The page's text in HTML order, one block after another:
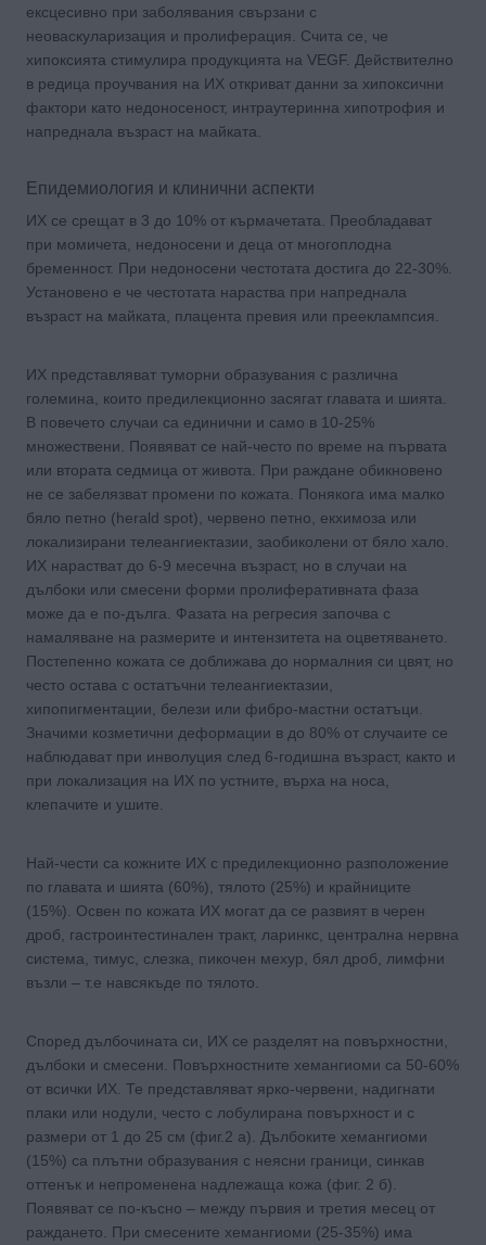
ексцесивно при заболявания свързани с
неоваскуларизация и пролиферация. Счита се, че
хипоксията стимулира продукцията на VEGF. Действително
в редица проучвания на ИХ откриват данни за хипоксични
фактори като недоносеност, интраутеринна хипотрофия и
напреднала възраст на майката.
Епидемиология и клинични аспекти
ИХ се срещат в 3 до 10% от кърмачетата. Преобладават
при момичета, недоносени и деца от многоплодна
бременност. При недоносени честотата достига до 22-30%.
Установено е че честотата нараства при напреднала
възраст на майката, плацента превия или прееклампсия.
ИХ представляват туморни образувания с различна
големина, които предилекционно засягат главата и шията.
В повечето случаи са единични и само в 10-25%
множествени. Появяват се най-често по време на първата
или втората седмица от живота. При раждане обикновено
не се забелязват промени по кожата. Понякога има малко
бяло петно (herald spot), червено петно, екхимоза или
локализирани телеангиектазии, заобиколени от бяло хало.
ИХ нарастват до 6-9 месечна възраст, но в случаи на
дълбоки или смесени форми пролиферативната фаза
може да е по-дълга. Фазата на регресия започва с
намаляване на размерите и интензитета на оцветяването.
Постепенно кожата се доближава до нормалния си цвят, но
често остава с остатъчни телеангиектазии,
хипопигментации, белези или фибро-мастни остатъци.
Значими козметични деформации в до 80% от случаите се
наблюдават при инволуция след 6-годишна възраст, както и
при локализация на ИХ по устните, върха на носа,
клепачите и ушите.
Най-чести са кожните ИХ с предилекционно разположение
по главата и шията (60%), тялото (25%) и крайниците
(15%). Освен по кожата ИХ могат да се развият в черен
дроб, гастроинтестинален тракт, ларинкс, централна нервна
система, тимус, слезка, пикочен мехур, бял дроб, лимфни
възли – т.е навсякъде по тялото.
Според дълбочината си, ИХ се разделят на повърхностни,
дълбоки и смесени. Повърхностните хемангиоми са 50-60%
от всички ИХ. Те представляват ярко-червени, надигнати
плаки или нодули, често с лобулирана повърхност и с
размери от 1 до 25 см (фиг.2 а). Дълбоките хемангиоми
(15%) са плътни образувания с неясни граници, синкав
оттенък и непроменена надлежаща кожа (фиг. 2 б).
Появяват се по-късно – между първия и третия месец от
раждането. При смесените хемангиоми (25-35%) има